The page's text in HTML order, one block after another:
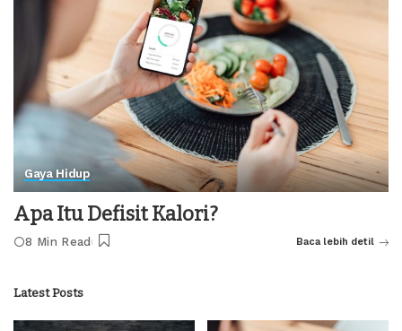
Gaya Hidup
Apa Itu Defisit Kalori?
8 Min Read Baca lebih detil
Latest Posts